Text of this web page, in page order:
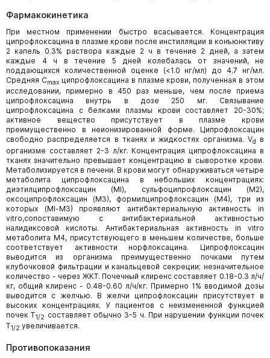
Фармакокинетика
При местном применении быстро всасывается. Концентрация
ципрофлоксацина в плазме крови после инстилляции в конъюнктиву
2 капель 0.3% раствора каждые 2 ч в течение 2 дней, а затем
каждые 4 ч в течение 5 дней колебалась от значений, не
поддающихся количественной оценке (<1.0 нг/мл) до 4.7 нг/мл.
Средняя Cmax ципрофлоксацина в плазме крови, полученная в этом
исследовании, примерно в 450 раз меньше, чем после приема
ципрофлоксацина внутрь в дозе 250 мг. Связывание
ципрофлоксацина с белками плазмы крови составляет 20-30%;
активное вещество присутствует в плазме крови
преимущественно в неионизированной форме. Ципрофлоксацин
свободно распределяется в тканях и жидкостях организма. Vd
в
организме составляет 2-3 л/кг. Концентрация ципрофлоксацина в
тканях значительно превышает концентрацию в сыворотке крови.
Метаболизируется в печени. В крови могут обнаруживаться четыре
метаболита ципрофлоксацина в небольших концентрациях:
диэтилципрофлоксацин (Ml), сульфоципрофлоксацин (М2),
оксоципрофлоксацин (М3), формилципрофлоксацин (М4), три из
которых (Ml-М3) проявляют антибактериальную активность in
vitro,сопоставимую с антибактериальной активностью
налидиксовой кислоты. Антибактериальная активность in vitro
метаболита М4, присутствующего в меньшем количестве, больше
соответствует активности норфлоксацина. Ципрофлоксацин
выводится из организма преимущественно почками путем
клубочковой фильтрации и канальцевой секреции; незначительное
количество - через ЖКТ. Почечный клиренс составляет 0.18-0.3 л/ч/
кг, общий клиренс - 0.48-0.60 л/ч/кг. Примерно 1% вводимой дозы
выводится с желчью. В желчи ципрофлоксацин присутствует в
высоких концентрациях. У пациентов с неизмененной функцией
почек T1/2 составляет обычно 3-5 ч. При нарушении функции почек
T1/2 увеличивается.
Противопоказания